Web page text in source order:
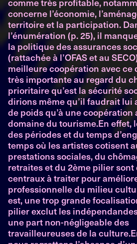
comme très profitable,
concerne l’économie,
territoire et la participation.
l’énumération (p. 25), il
la politique des assurances
(rattachée à l’OFAS et au
meilleure coopération avec ce
très importante au regard du
prioritaire qu’est la sécurité
dirions même qu’il faudrait lui
de poids qu’à une coopération
domaine du tourisme.En effet,
des périodes et du temps
temps où les artistes cotisent
prestations sociales, du
retraites et du 2ème pilier sont
centraux à traiter pour
professionnelle du milieu
est, une trop grande
pilier exclut les
une part non-négligeable des
travailleureuses de la